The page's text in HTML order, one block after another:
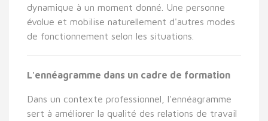
dynamique à un moment donné. Une personne
évolue et mobilise naturellement d'autres modes
de fonctionnement selon les situations.
L'ennéagramme dans un cadre de formation
Dans un contexte professionnel, l'ennéagramme
sert à améliorer la qualité des relations de travail